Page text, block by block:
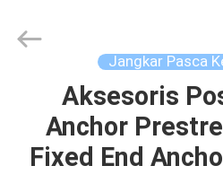
RUMAH
PRODUK
Foundry
CO.,LTD.
Jangkar Pasca
Aksesoris
Anchor
Fixed End